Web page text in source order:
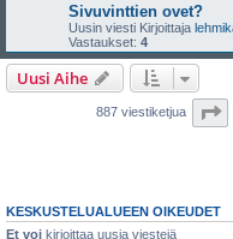
Sivuvinttien ovet?
Uusin viesti Kirjoittaja
Vastaukset: 4
Uusi Aihe
887 viestiketjua
KESKUSTELUALUEEN OIKEUDET
Et voi kirjoittaa uusia viestejä